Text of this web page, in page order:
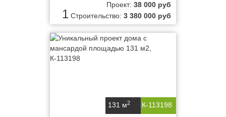
1
Проект: 38 000 руб
Строительство: 3 380 000 руб
К-113198
131 м2